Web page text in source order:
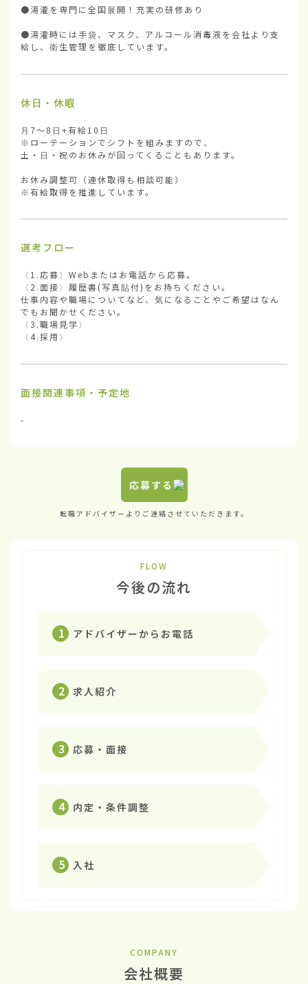
●湯灌を専門に全国展開！充実の研修あり
●湯灌時には手袋、マスク、アルコール消毒液を会社より支
給し、衛生管理を徹底しています。
休日・休暇
月7～8日+有給10日
※ローテーションでシフトを組みますので、
土・日・祝のお休みが回ってくることもあります。
お休み調整可（連休取得も相談可能）
※有給取得を推進しています。
選考フロー
〈1.応募〉Webまたはお電話から応募。
〈2.面接〉履歴書(写真貼付)をお持ちください。
仕事内容や職場についてなど、気になることやご希望はなん
でもお聞かせください。
〈3.職場見学〉
〈4.採用〉
面接関連事項・予定地
-
応募する
転職アドバイザーよりご連絡させていただきます。
FLOW
今後の流れ
1 アドバイザーからお電話
2 求人紹介
3 応募・面接
4 内定・条件調整
5 入社
COMPANY
会社概要